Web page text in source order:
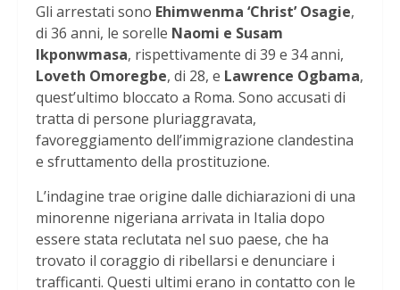
Gli arrestati sono Ehimwenma ‘Christ’ Osagie,
di 36 anni, le sorelle Naomi e Susam
Ikponwmasa, rispettivamente di 39 e 34 anni,
Loveth Omoregbe, di 28, e Lawrence Ogbama,
quest’ultimo bloccato a Roma. Sono accusati di
tratta di persone pluriaggravata,
favoreggiamento dell’immigrazione clandestina
e sfruttamento della prostituzione.
L’indagine trae origine dalle dichiarazioni di una
minorenne nigeriana arrivata in Italia dopo
essere stata reclutata nel suo paese, che ha
trovato il coraggio di ribellarsi e denunciare i
trafficanti. Questi ultimi erano in contatto con le